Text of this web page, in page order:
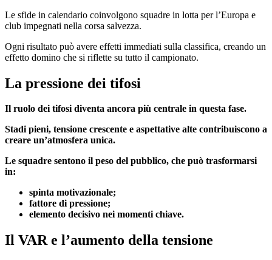
Le sfide in calendario coinvolgono squadre in lotta per l’Europa e
club impegnati nella corsa salvezza.
Ogni risultato può avere effetti immediati sulla classifica, creando un
effetto domino che si riflette su tutto il campionato.
La pressione dei tifosi
Il ruolo dei tifosi diventa ancora più centrale in questa fase.
Stadi pieni, tensione crescente e aspettative alte contribuiscono a
creare un’atmosfera unica.
Le squadre sentono il peso del pubblico, che può trasformarsi
in:
spinta motivazionale;
fattore di pressione;
elemento decisivo nei momenti chiave.
Il VAR e l’aumento della tensione